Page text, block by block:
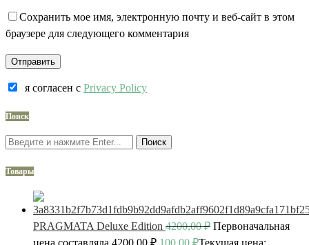
Сохранить мое имя, электронную почту и веб-сайт в этом
браузере для следующего комментария
я согласен c Privacy Policy
Поиск
Поиск
Товары
PRAGMATA Deluxe Edition 4200,00₽ Первоначальная
цена составляла 4200,00 ₽.100,00 ₽Текущая цена: